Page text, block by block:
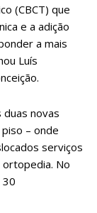
(CBCT) que
e a adição
a mais
Luís
novas
– onde
serviços
No
30